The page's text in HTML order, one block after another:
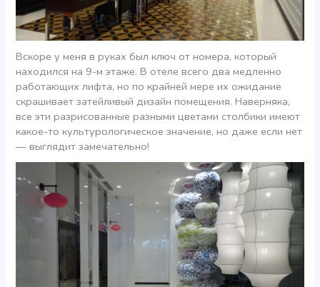
Вскоре у меня в руках был ключ от номера, который
находился на 9-м этаже. В отеле всего два медленно
работающих лифта, но по крайней мере их ожидание
скрашивает затейливый дизайн помещения. Наверняка,
все эти разрисованные разными цветами столбики имеют
какое-то культурологическое значение, но даже если нет
— выглядит замечательно!